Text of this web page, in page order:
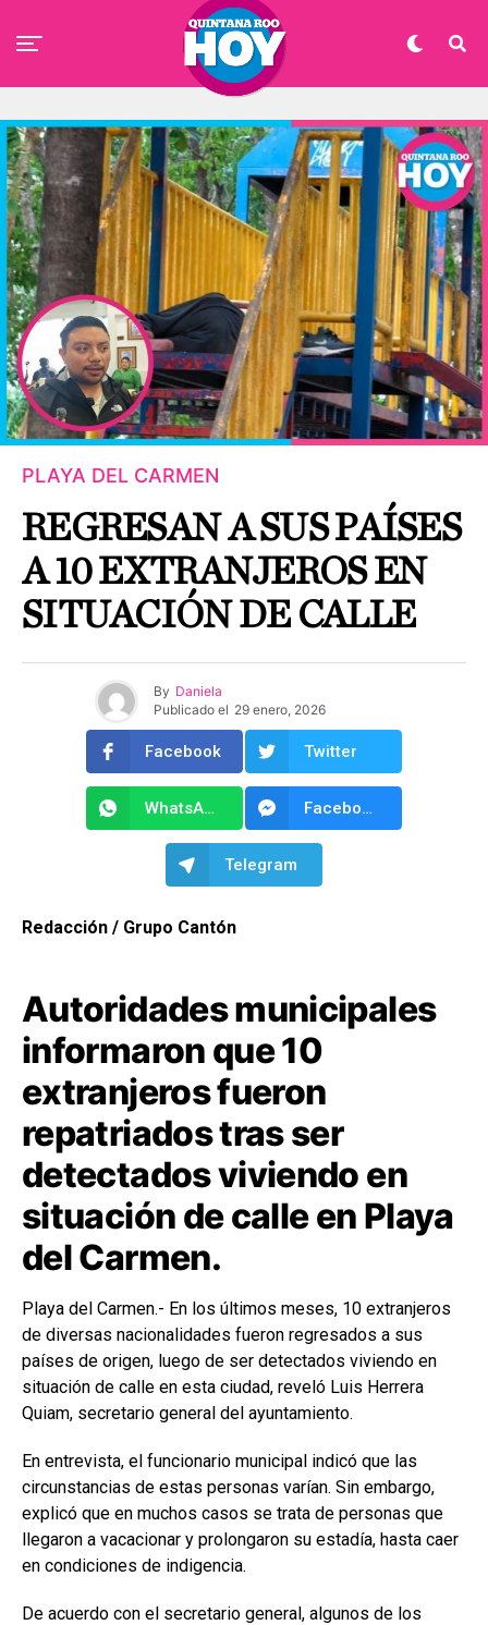
PLAYA DEL CARMEN
REGRESAN A SUS PAÍSES
A 10 EXTRANJEROS EN
SITUACIÓN DE CALLE
By Daniela
Publicado el 29 enero, 2026
Facebook Twitter
WhatsApp Facebook Messenger
Telegram
Redacción / Grupo Cantón
Autoridades municipales
informaron que 10
extranjeros fueron
repatriados tras ser
detectados viviendo en
situación de calle en Playa
del Carmen.
Playa del Carmen.- En los últimos meses, 10 extranjeros
de diversas nacionalidades fueron regresados a sus
países de origen, luego de ser detectados viviendo en
situación de calle en esta ciudad, reveló Luis Herrera
Quiam, secretario general del ayuntamiento.
En entrevista, el funcionario municipal indicó que las
circunstancias de estas personas varían. Sin embargo,
explicó que en muchos casos se trata de personas que
llegaron a vacacionar y prolongaron su estadía, hasta caer
en condiciones de indigencia.
De acuerdo con el secretario general, algunos de los